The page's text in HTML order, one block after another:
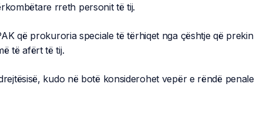
rreth personit të tij.
që prokuroria speciale të tërhiqet nga çështje që prekin
të afërt të tij.
kudo në botë konsiderohet vepër e rëndë penale